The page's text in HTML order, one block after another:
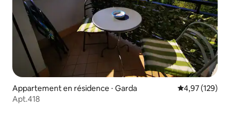
Appartement en résidence ⋅ Garda Évaluation
4,97 (129)
Apt.418